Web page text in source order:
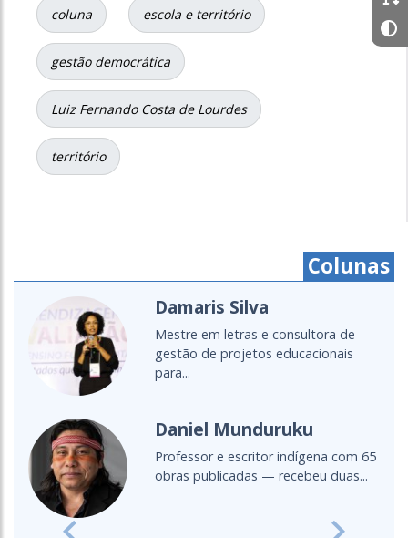
coluna escola e território
gestão democrática
Luiz Fernando Costa de Lourdes
território
Colunas
Damaris Silva
Mestre em letras e consultora de
gestão de projetos educacionais
para...
Daniel Munduruku
Professor e escritor indígena com 65
obras publicadas — recebeu duas...